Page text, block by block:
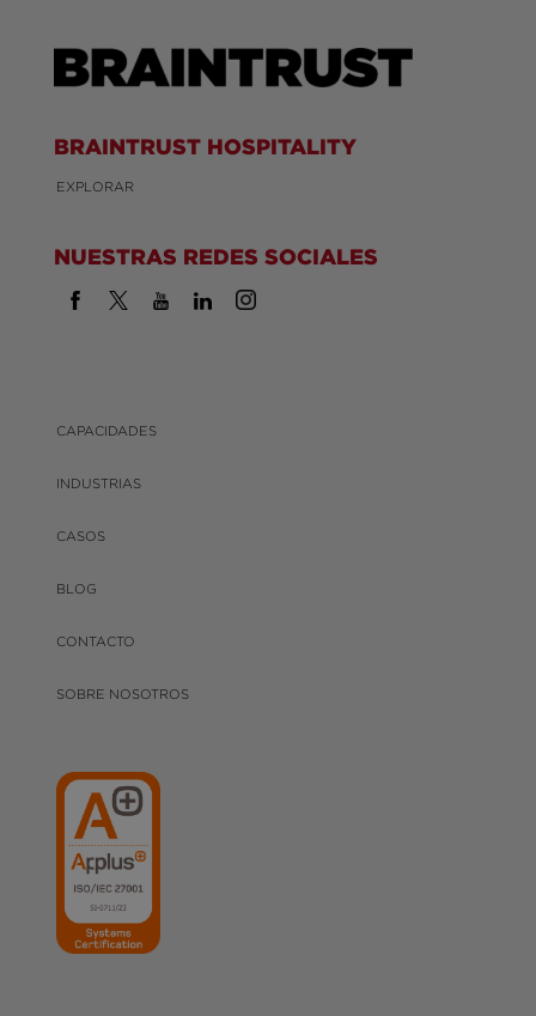
BRAINTRUST HOSPITALITY
EXPLORAR
NUESTRAS REDES SOCIALES
CAPACIDADES
INDUSTRIAS
CASOS
BLOG
CONTACTO
SOBRE NOSOTROS